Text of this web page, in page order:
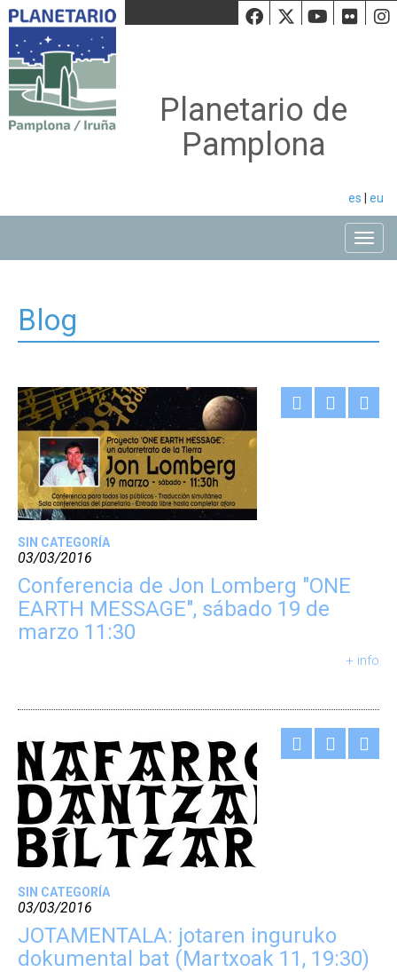
Facebook
Twiiter
Planetario de
Pamplona
es eu
Blog
SIN CATEGORÍA
03/03/2016
Conferencia de Jon Lomberg "ONE
EARTH MESSAGE", sábado 19 de
marzo 11:30
+ info
SIN CATEGORÍA
03/03/2016
JOTAMENTALA: jotaren inguruko
dokumental bat (Martxoak 11, 19:30)